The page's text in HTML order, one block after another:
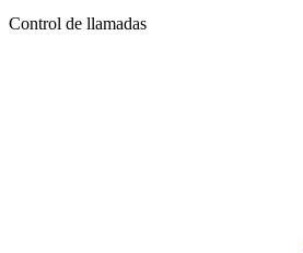
Control de llamadas